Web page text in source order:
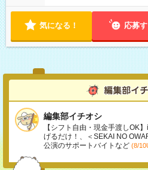
気になる！ 応募
編集部イチオシ
【シフト自由・現金手渡しOK
げるだけ！、＜SEKAI NO
公演のサポートバイトなど (8/